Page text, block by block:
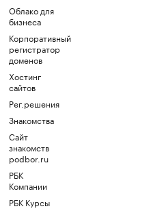
Облако для
бизнеса
Корпоративный
регистратор
доменов
Хостинг
сайтов
Рег.решения
Знакомства
Сайт
знакомств
podbor.ru
РБК
Компании
РБК Курсы